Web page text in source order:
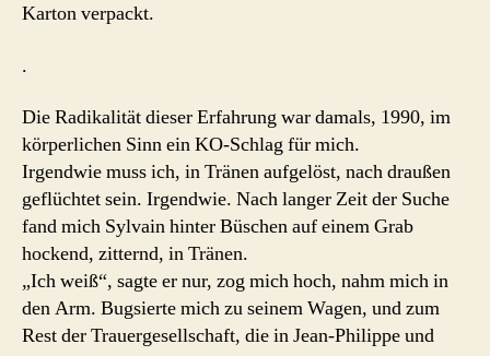
Karton verpackt.
.
Die Radikalität dieser Erfahrung war damals, 1990, im
körperlichen Sinn ein KO-Schlag für mich.
Irgendwie muss ich, in Tränen aufgelöst, nach draußen
geflüchtet sein. Irgendwie. Nach langer Zeit der Suche
fand mich Sylvain hinter Büschen auf einem Grab
hockend, zitternd, in Tränen.
„Ich weiß“, sagte er nur, zog mich hoch, nahm mich in
den Arm. Bugsierte mich zu seinem Wagen, und zum
Rest der Trauergesellschaft, die in Jean-Philippe und